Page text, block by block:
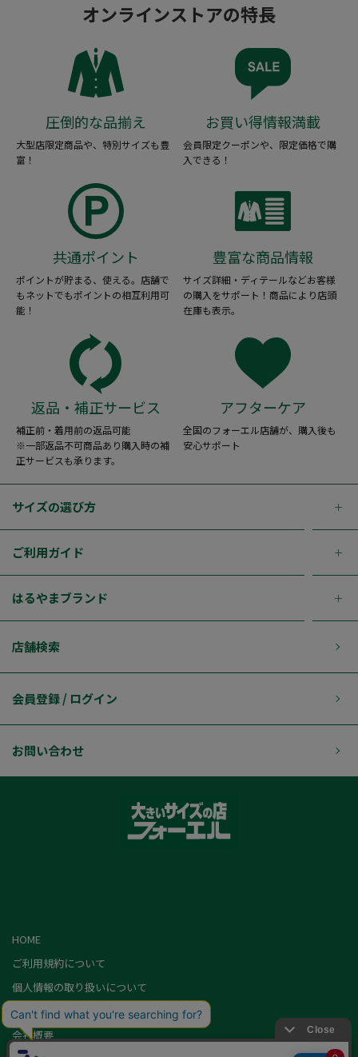
オンラインストアの特長
圧倒的な品揃え
大型店限定商品や、特別サイズも豊
富！
お買い得情報満載
会員限定クーポンや、限定価格で購
入できる！
共通ポイント
ポイントが貯まる、使える。店舗で
もネットでもポイントの相互利用可
能！
豊富な商品情報
サイズ詳細・ディテールなどお客様
の購入をサポート！商品により店頭
在庫も表示。
返品・補正サービス
補正前・着用前の返品可能
※一部返品不可商品あり購入時の補
正サービスも承ります。
アフターケア
全国のフォーエル店舗が、購入後も
安心サポート
サイズの選び方
ご利用ガイド
はるやまブランド
店舗検索
会員登録 / ログイン
お問い合わせ
HOME
ご利用規約について
個人情報の取り扱いについて
特定商取引に基づく表記
会社概要